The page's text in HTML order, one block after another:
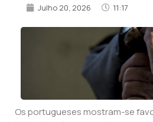
Julho 20, 2026 11:17
Os portugueses mostram-se